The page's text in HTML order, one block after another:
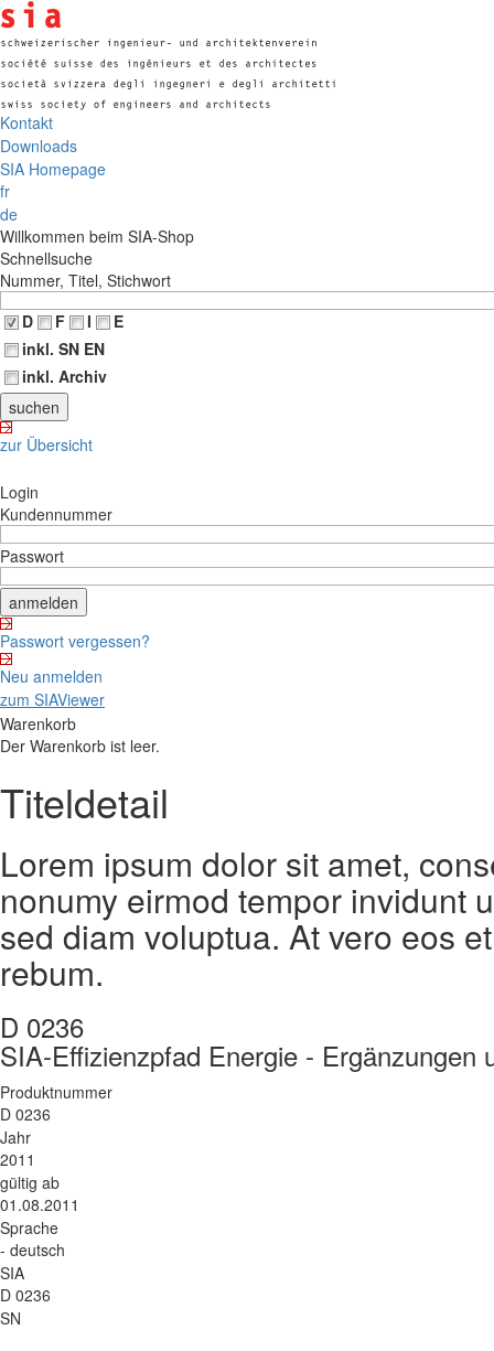
Kontakt
Downloads
SIA Homepage
fr
de
Willkommen beim SIA-Shop
Schnellsuche
Nummer, Titel, Stichwort
D
F I
E
inkl. SN EN
inkl. Archiv
zur Übersicht
Login
Kundennummer
Passwort
Passwort vergessen?
Neu anmelden
zum SIAViewer
Warenkorb
Der Warenkorb ist leer.
Titeldetail
Lorem ipsum dolor sit amet,
nonumy eirmod tempor invidunt
sed diam voluptua. At vero eos
rebum.
D 0236
SIA-Effizienzpfad Energie -
Produktnummer
D 0236
Jahr
2011
gültig ab
01.08.2011
Sprache
- deutsch
SIA
D 0236
SN